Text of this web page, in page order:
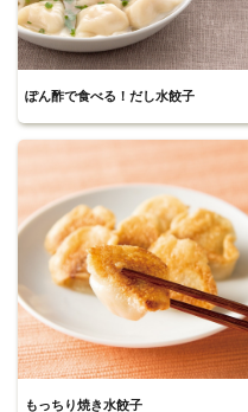
ぽん酢で食べる！だし水餃子
もっちり焼き水餃子